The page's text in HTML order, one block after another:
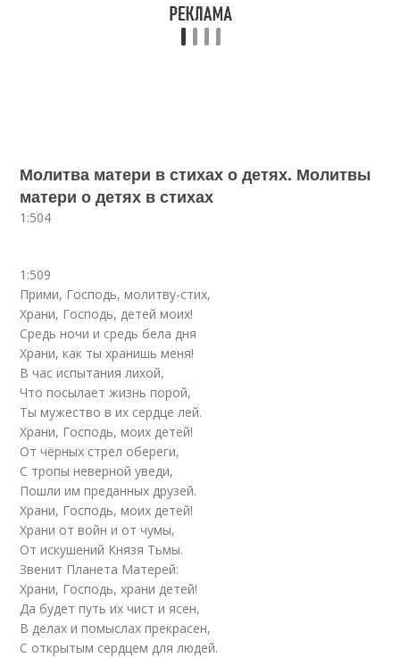
Молитва матери в стихах о детях. Молитвы
матери о детях в стихах
1:504
1:509
Прими, Господь, молитву-стих,
Храни, Господь, детей моих!
Средь ночи и средь бела дня
Храни, как ты хранишь меня!
В час испытания лихой,
Что посылает жизнь порой,
Ты мужество в их сердце лей.
Храни, Господь, моих детей!
От чёрных стрел обереги,
С тропы неверной уведи,
Пошли им преданных друзей.
Храни, Господь, моих детей!
Храни от войн и от чумы,
От искушений Князя Тьмы.
Звенит Планета Матерей:
Храни, Господь, храни детей!
Да будет путь их чист и ясен,
В делах и помыслах прекрасен,
С открытым сердцем для людей.